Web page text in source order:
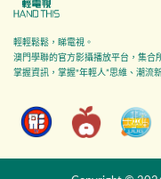
輕輕鬆鬆，睇電視。
澳門學聯的官方影攝播放平台，集合
掌握資訊，掌握"年輕人”思維、潮流